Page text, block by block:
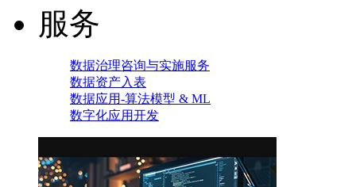
服务
数据治理咨询与实施服务
数据资产入表
数据应用-算法模型 & ML
数字化应用开发